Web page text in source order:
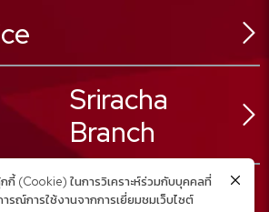
Sriracha
Branch
กี้ (Cookie) ในการวิเคราะห์ร่วมกับบุคคลที่
รณ์การใช้งานจากการเยี่ยมชมเว็บไซต์